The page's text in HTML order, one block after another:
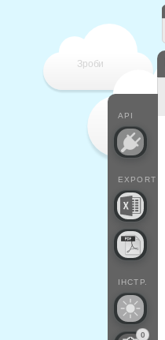
Зроби
API
EXPORT
ІНСТР.
0